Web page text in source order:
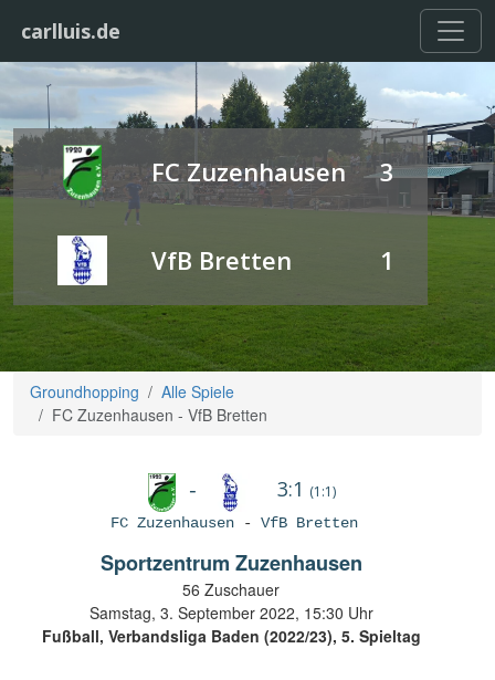
carlluis.de
FC Zuzenhausen 3
VfB Bretten 1
Groundhopping
Alle Spiele
FC Zuzenhausen - VfB Bretten
- 3:1 (1:1)
FC Zuzenhausen- VfB Bretten
Sportzentrum Zuzenhausen
56 Zuschauer
Samstag, 3. September 2022, 15:30 Uhr
Fußball, Verbandsliga Baden (2022/23), 5. Spieltag